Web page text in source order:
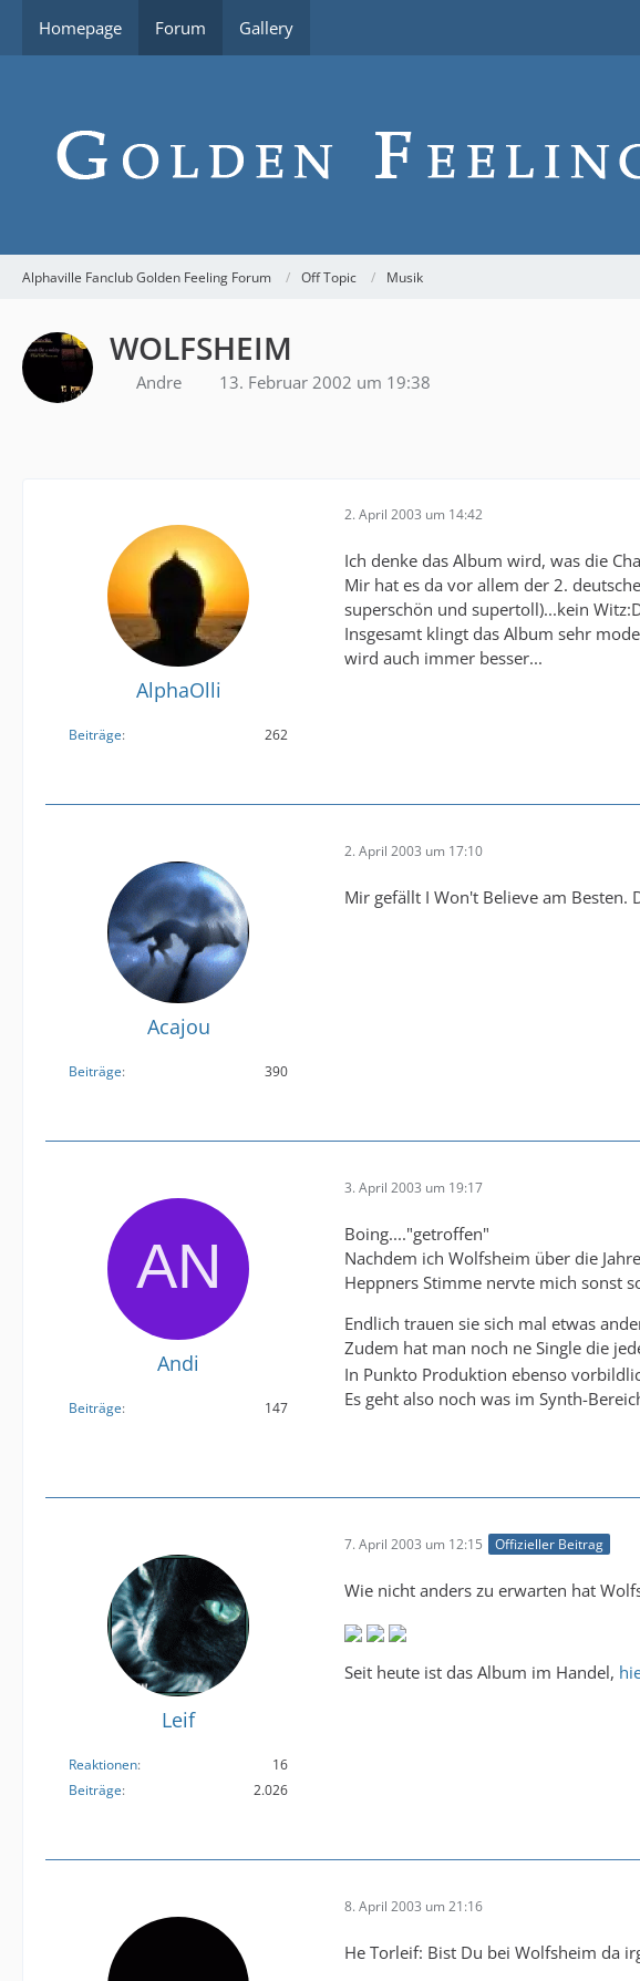
Homepage Forum Gallery
Alphaville Fanclub Golden Feeling Forum Off Topic Musik
WOLFSHEIM
Andre 13. Februar 2002 um 19:38
AlphaOlli
Beiträge 262
2. April 2003 um 14:42
Ich denke das Album wird, was die
Mir hat es da vor allem der 2.
superschön und supertoll)...kein
Insgesamt klingt das Album sehr
wird auch immer besser...
Acajou
Beiträge 390
2. April 2003 um 17:10
Mir gefällt I Won't Believe am Besten.
Andi
Beiträge 147
3. April 2003 um 19:17
Boing...."getroffen"
Nachdem ich Wolfsheim über die
Heppners Stimme nervte mich sonst
Endlich trauen sie sich mal etwas
Zudem hat man noch ne Single die
In Punkto Produktion ebenso
Es geht also noch was im Synth-
Leif
Reaktionen
16
Beiträge
2.026
7. April 2003 um 12:15 Offizieller Beitrag
Wie nicht anders zu erwarten hat
Seit heute ist das Album im Handel,
8. April 2003 um 21:16
He Torleif: Bist Du bei Wolfsheim da